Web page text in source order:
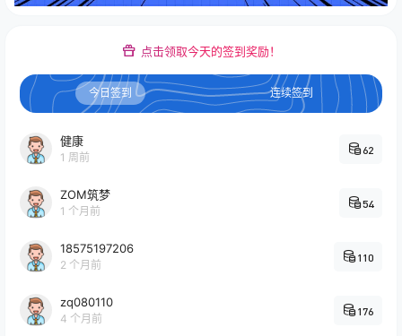
点击领取今天的签到奖励！
今日签到 连续签到
健康
1 周前
62
ZOM筑梦
1 个月前
54
18575197206
2 个月前
110
zq080110
4 个月前
176